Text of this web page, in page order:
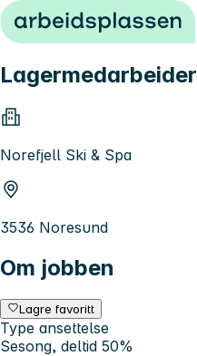
Hopp til innhold
Lagermedarbeider
Norefjell Ski & Spa
3536 Noresund
Om jobben
Lagre favoritt
Type ansettelse
Sesong, deltid 50%